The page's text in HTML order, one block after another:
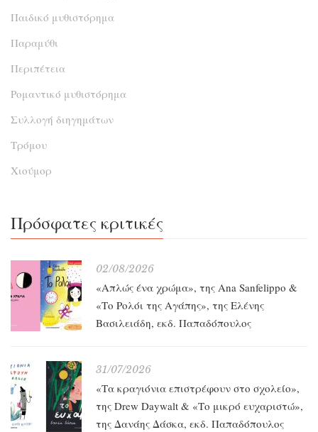
Παιδικό μυθιστόρημα
Παραμύθι
Περιπέτεια
Ρομαντικό μυθιστόρημα
Συλλογή διηγημάτων
Τρόμου
Χιούμορ
Πρόσφατες κριτικές
02/08/2026
«Απλώς ένα χρώμα», της Ana Sanfelippo &
«Το Ρολόι της Αγάπης», της Ελένης
Βασιλειάδη, εκδ. Παπαδόπουλος
31/07/2026
«Τα κραγιόνια επιστρέφουν στο σχολείο»,
της Drew Daywalt & «Το μικρό ευχαριστώ»,
της Δανάης Δάσκα, εκδ. Παπαδόπουλος